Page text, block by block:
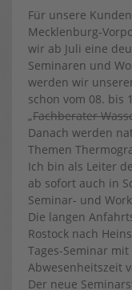
Für unsere
Mecklenburg-
wir ab Juli eine
Seminaren und
werden wir
schon vom 08. bis
„Fachberater
Danach werden
Themen
Ich bin als Leiter
ab sofort auch in
Seminar- und
Die langen
Rostock nach
Tages-Seminar
Abwesenheitszeit
Der neue